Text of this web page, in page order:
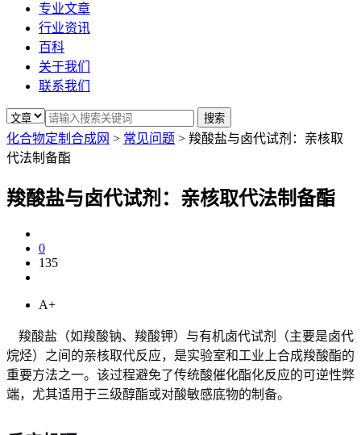
专业文章
行业资讯
百科
关于我们
联系我们
化合物定制合成网 > 常见问题 > 羧酸盐与卤代试剂：亲核取
代法制备酯
羧酸盐与卤代试剂：亲核取代法制备酯
0
135
A+
羧酸盐（如羧酸钠、羧酸钾）与有机卤代试剂（主要是卤代
烷烃）之间的亲核取代反应，是实验室和工业上合成羧酸酯的
重要方法之一。该过程避免了传统酸催化酯化反应的可逆性弊
端，尤其适用于三级醇酯或对酸敏感底物的制备。